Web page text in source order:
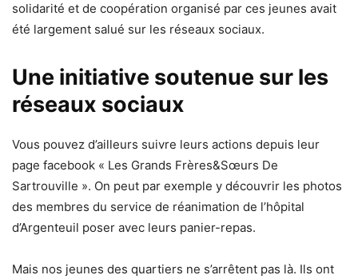
solidarité et de coopération organisé par ces jeunes avait
été largement salué sur les réseaux sociaux.
Une initiative soutenue sur les
réseaux sociaux
Vous pouvez d’ailleurs suivre leurs actions depuis leur
page facebook « Les Grands Frères&Sœurs De
Sartrouville ». On peut par exemple y découvrir les photos
des membres du service de réanimation de l’hôpital
d’Argenteuil poser avec leurs panier-repas.
Mais nos jeunes des quartiers ne s’arrêtent pas là. Ils ont